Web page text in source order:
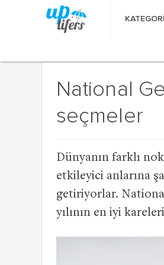
National
seçmeler
Dünyanın farklı
etkileyici anlarına
getiriyorlar.
yılının en iyi